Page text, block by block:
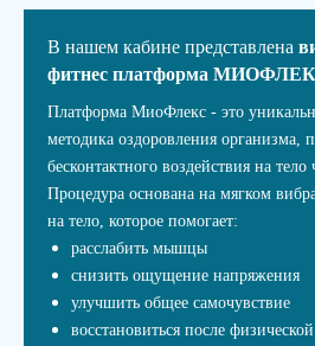
В нашем кабине представлена
фитнес платформа
Платформа МиоФлекс - это
методика оздоровления организма,
бесконтактного воздействия на тело
Процедура основана на мягком
на тело, которое помогает:
расслабить мышцы
снизить ощущение напряжения
улучшить общее самочувствие
восстановиться после